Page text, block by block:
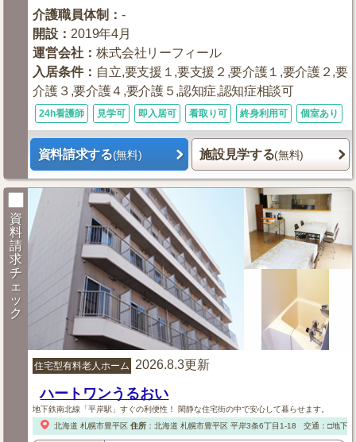
介護職員体制 ：-
開設 ： 2019年4月
運営会社 ：株式会社リーフィール
入居条件： 自立,要支援１,要支援２,要介護１,要介護２,要
介護３,要介護４,要介護５,認知症,認知症相談可
24h看護師 見学可 即入居可 看取り可 終身利用可 個室あり
資料請求する(無料) 施設見学する(無料)
資
料
請
求
チ
ェ
ッ
ク
住宅型有料老人ホーム 2026.8.3更新
ハートワンうるおい
地下鉄南北線「平岸駅」すぐの利便性！ 閑静な住宅街の中で安心して暮らせます。
北海道 札幌市豊平区 住所： 北海道 札幌市豊平区平岸3条6丁目1-18 交通：□地下